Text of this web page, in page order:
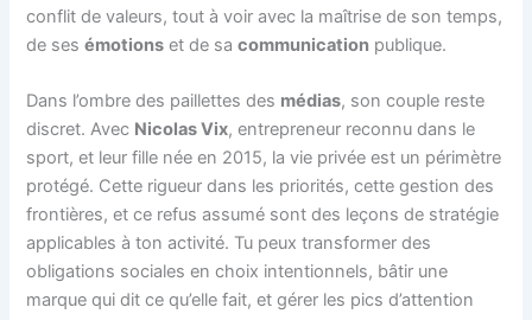
conflit de valeurs, tout à voir avec la maîtrise de son temps,
de sesémotions et de sacommunication publique.
Dans l’ombre des paillettes des médias, son couple reste
discret. Avec Nicolas Vix, entrepreneur reconnu dans le
sport, et leur fille née en 2015, la vie privée est un périmètre
protégé. Cette rigueur dans les priorités, cette gestion des
frontières, et ce refus assumé sont des leçons de stratégie
applicables à ton activité. Tu peux transformer des
obligations sociales en choix intentionnels, bâtir une
marque qui dit ce qu’elle fait, et gérer les pics d’attention